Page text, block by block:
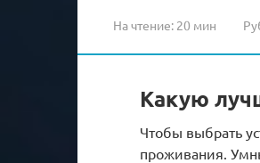
На чтение: 20 мин
Какую
Чтобы выбрать
проживания.